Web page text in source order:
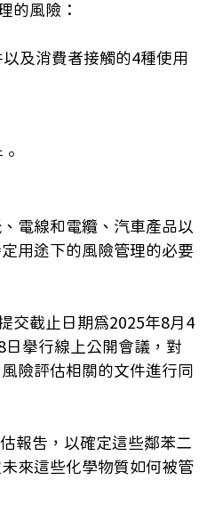
的風險：
及消費者接觸的4種使用
電線和電纜、汽車產品以
用途下的風險管理的必要
交截止日期為2025年8月4
日舉行線上公開會議，對
險評估相關的文件進行同
報告，以確定這些鄰苯二
來這些化學物質如何被管